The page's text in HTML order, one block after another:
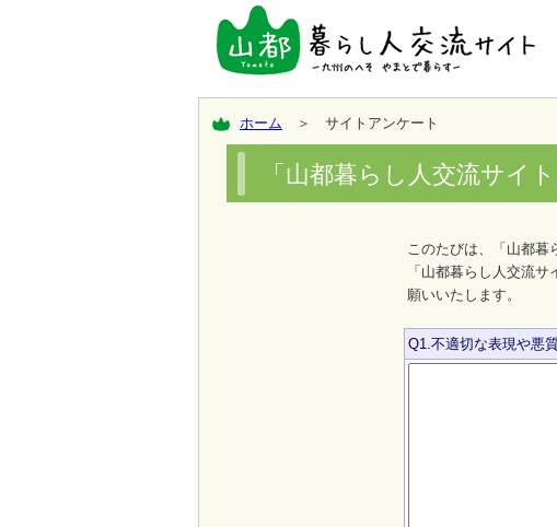
ホーム ＞ サイトアンケート
「山都暮らし人交流サイ
このたびは、「山都暮
「山都暮らし人交流
願いいたします。
Q1.不適切な表現や悪